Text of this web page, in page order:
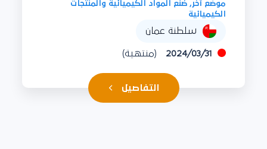
موضع آخر, صُنع المواد الكيميائية والمنتجات
الكيميائية
سلطنة عمان
2024/03/31 (منتهية)
التفاصيل